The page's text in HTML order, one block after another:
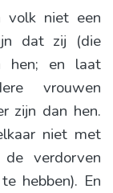
volk niet een
dat zij (die
hen; en laat
vrouwen
zijn dan hen.
niet met
verdorven
hebben). En